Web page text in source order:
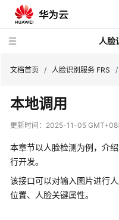
人脸
最
新
态
品
介
文档首页 / 人脸识别服务 FRS /
本地调用
更新时间： 2025-11-05
本章节以人脸检测为例，介
行开发。
该接口可以对输入图片进行
位置、人脸关键属性。